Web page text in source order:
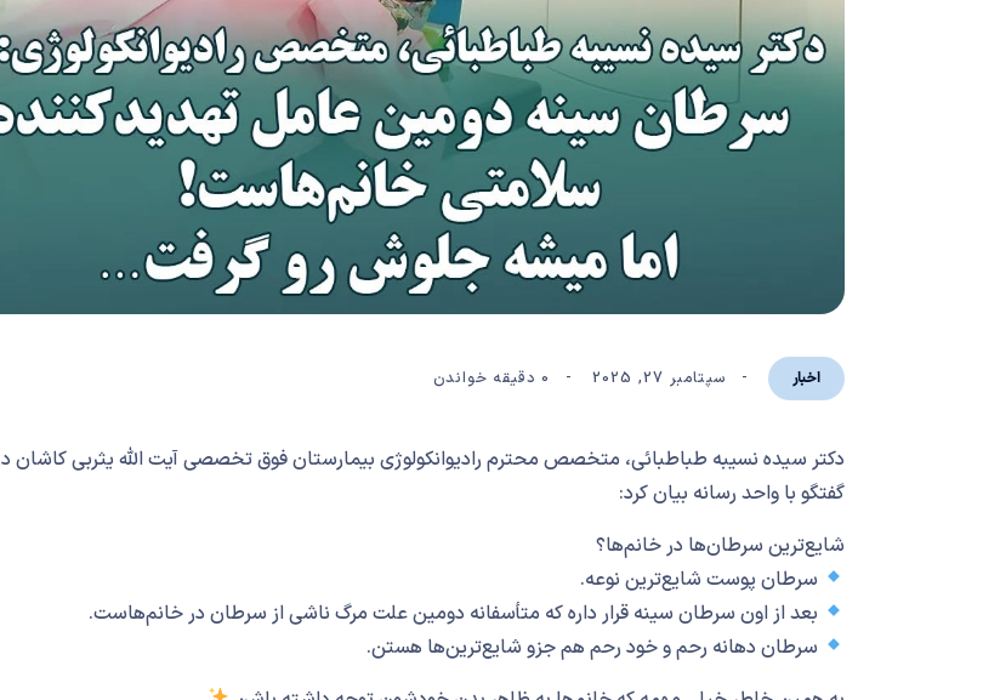
اخبار سپتامبر 27, 2025 0 دقیقه خواندن
دکتر سیده نسیبه طباطبائی، متخصص محترم رادیوانکولوژی بیمارستان فوق تخصصی آیت الله یثربی کاشان
گفتگو با واحد رسانه بیان کرد:
شایع‌ترین سرطان‌ها در خانم‌ها؟
سرطان پوست شایع‌ترین نوعه.
بعد از اون سرطان سینه قرار داره که متأسفانه دومین علت مرگ ناشی از سرطان در خانم‌هاست.
سرطان دهانه رحم و خود رحم هم جزو شایع‌ترین‌ها هستن.